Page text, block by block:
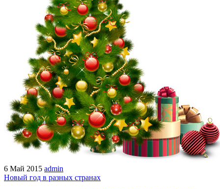
6 Май 2015 admin
Новый год в разных странах